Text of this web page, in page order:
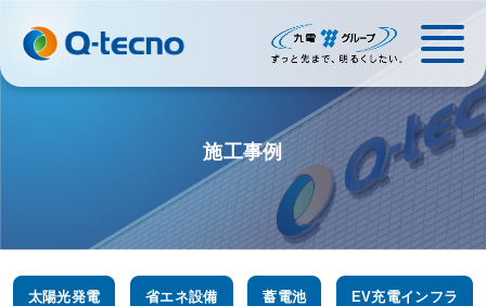
施工事例
太陽光発電 省エネ設備 蓄電池 EV充電インフラ